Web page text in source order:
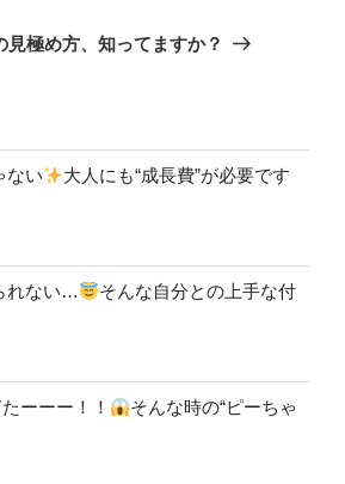
見極め方、知ってますか？
ない 大人にも“成長費”が必要です
れない…
そんな自分との上手な付
ーーー！！
そんな時の“ピーちゃ